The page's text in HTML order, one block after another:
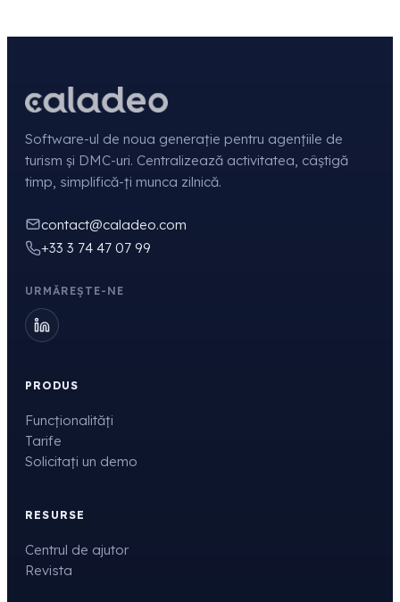
Software-ul de noua generație pentru agențiile de
turism și DMC-uri. Centralizează activitatea, câștigă
timp, simplifică-ți munca zilnică.
contact@caladeo.com
+33 3 74 47 07 99
URMĂREȘTE-NE
PRODUS
Funcționalități
Tarife
Solicitați un demo
RESURSE
Centrul de ajutor
Revista